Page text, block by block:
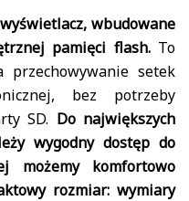
wbudowane
pamięci flash.To
przechowywanie setek
bez potrzeby
SD. Do największych
wygodny dostęp do
możemy komfortowo
rozmiar: wymiary